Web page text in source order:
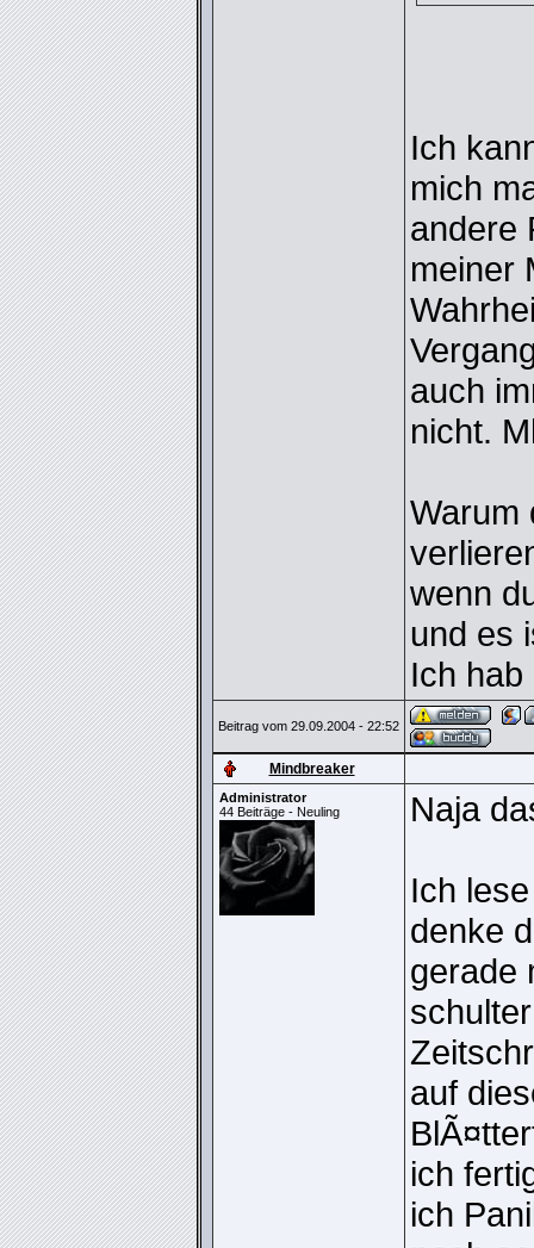
Ich
mich
andere
meiner
auch
nicht.
Warum
wenn
und es
Ich
Beitrag vom 29.09.2004 - 22:52
Mindbreaker
Administrator
44 Beiträge - Neuling
Naja
Ich
denke
gerade
auf
ich
ich